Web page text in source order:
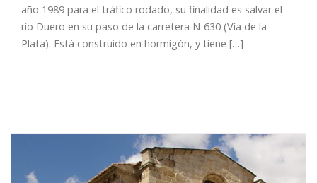
año 1989 para el tráfico rodado, su finalidad es salvar el
río Duero en su paso de la carretera N-630 (Vía de la
Plata). Está construido en hormigón, y tiene […]